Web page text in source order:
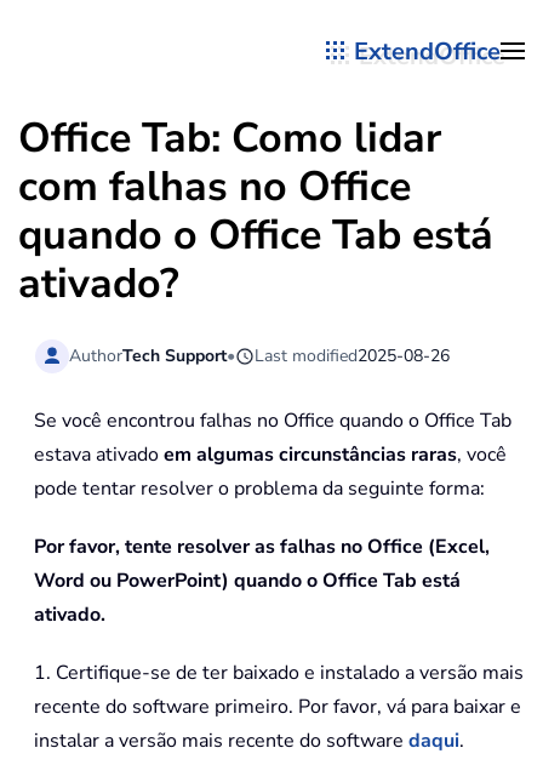
ExtendOffice
Office Tab: Como lidar
com falhas no Office
quando o Office Tab está
ativado?
AuthorTech Support• Last modified2025-08-26
Se você encontrou falhas no Office quando o Office Tab
estava ativadoem algumas circunstâncias raras, você
pode tentar resolver o problema da seguinte forma:
Por favor, tente resolver as falhas no Office (Excel,
Word ou PowerPoint) quando o Office Tab está
ativado.
1. Certifique-se de ter baixado e instalado a versão mais
recente do software primeiro. Por favor, vá para baixar e
instalar a versão mais recente do software daqui.